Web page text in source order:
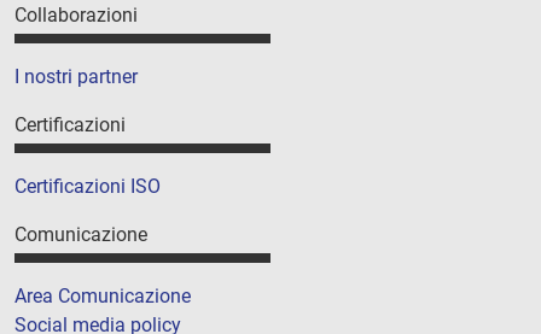
Collaborazioni
I nostri partner
Certificazioni
Certificazioni ISO
Comunicazione
Area Comunicazione
Social media policy